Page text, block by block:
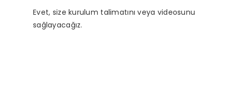
Evet, size kurulum talimatını veya videosunu
sağlayacağız.